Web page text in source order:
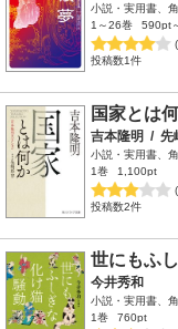
小説・実用書、
1～26巻
590pt
投稿数1件
国家とは
吉本隆明 / 先
小説・実用書、
1巻
1,100pt
投稿数2件
世にもふ
今井秀和
小説・実用書、
1巻
760pt